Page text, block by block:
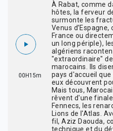
00H15m
À Rabat, comme
hôtes, la ferveur
surmonte les
Venus d’Espagne,
France ou
un long périple),
algériens
"extraordinaire"
marocains. Ils
pays d'accueil
eux découvrent
Mais tous,
rêvent d'une
Fennecs, les
Lions de l'Atlas.
fil, Aziz Daouda,
technique et du